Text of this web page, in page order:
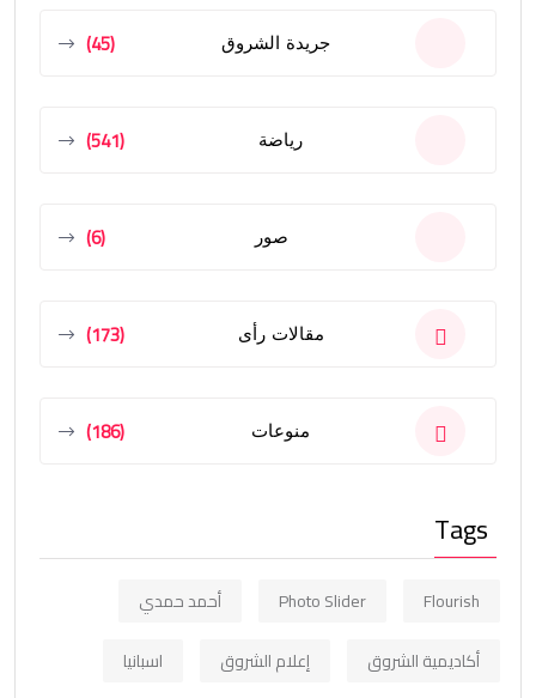
جريدة الشروق (45)
رياضة (541)
صور (6)
مقالات رأى (173)
منوعات (186)
Tags
Flourish
Photo Slider
أحمد حمدي
أكاديمية الشروق
إعلام الشروق
اسبانيا